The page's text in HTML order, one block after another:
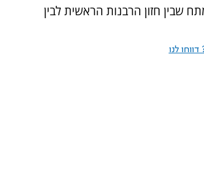
שבין חזון הרבנות הראשית לבין
לנו